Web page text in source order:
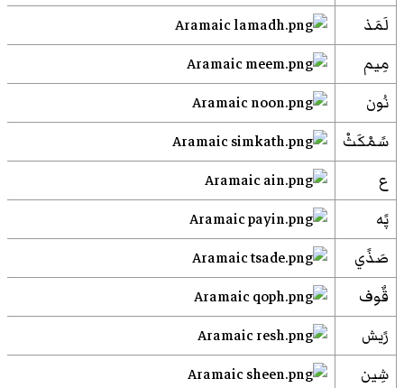
لَمَذ
مِيم
نُون
سًمْكَثْ
ع
پًه
صَذًي
قٌوف
رًيش
شِين